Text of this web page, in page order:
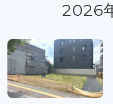
2026